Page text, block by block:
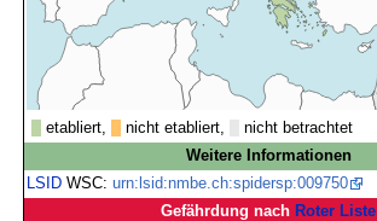
etabliert, nicht etabliert,
nicht betrachtet
Weitere Informationen
LSID WSC:urn:lsid:nmbe.ch:spidersp:009750
Gefährdung nach Roter Liste